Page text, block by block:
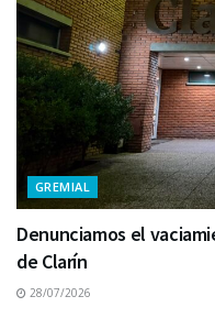
GREMIAL
Denunciamos el
de Clarín
28/07/2026